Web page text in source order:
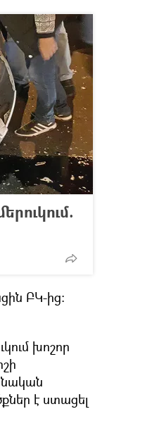
ԲԿ-ից։
խոշոր
է ստացել